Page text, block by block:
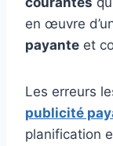
en œuvre
payante et
Les erreurs
publicité
planification